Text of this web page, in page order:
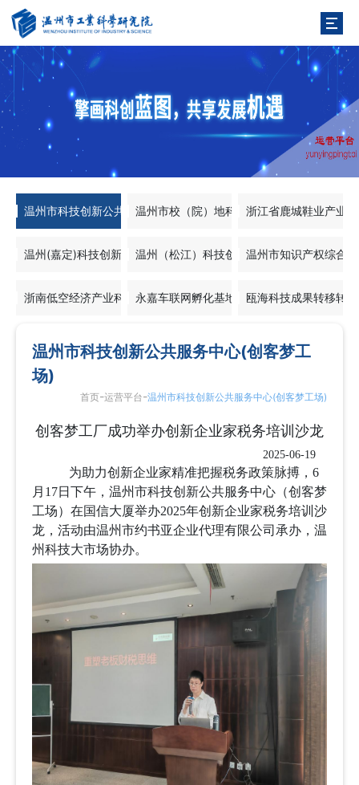
温州市科技创新公共服务中心(创客梦工场)温州市校（院）地科技成果转化联合办公室
浙江省鹿城鞋业产业
温州(嘉定)科技创新园 温州（松江）科技创新园温州市知识产权综合
浙南低空经济产业科创孵化基地（龙港）
永嘉车联网孵化基地 瓯海科技成果转移转
温州市科技创新公共服务中心(创客梦工
场)
首页-运营平台-温州市科技创新公共服务中心(创客梦工场)
创客梦工厂成功举办创新企业家税务培训沙龙
2025-06-19
为助力创新企业家精准把握税务政策脉搏，6
月17日下午，温州市科技创新公共服务中心（创客梦
工场）在国信大厦举办2025年创新企业家税务培训沙
龙，活动由温州市约书亚企业代理有限公司承办，温
州科技大市场协办。